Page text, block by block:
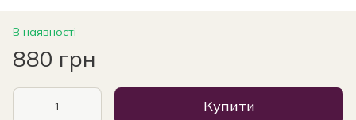
В наявності
880 грн
Купити